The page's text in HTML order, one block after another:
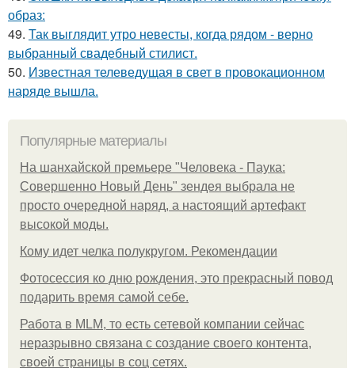
образ:
49. Так выглядит утро невесты, когда рядом - верно
выбранный свадебный стилист.
50. Известная телеведущая в свет в провокационном
наряде вышла.
Популярные материалы
На шанхайской премьере "Человека - Паука:
Совершенно Новый День" зендея выбрала не
просто очередной наряд, а настоящий артефакт
высокой моды.
Кому идет челка полукругом. Рекомендации
Фотосессия ко дню рождения, это прекрасный повод
подарить время самой себе.
Работа в MLM, то есть сетевой компании сейчас
неразрывно связана с создание своего контента,
своей страницы в соц сетях.